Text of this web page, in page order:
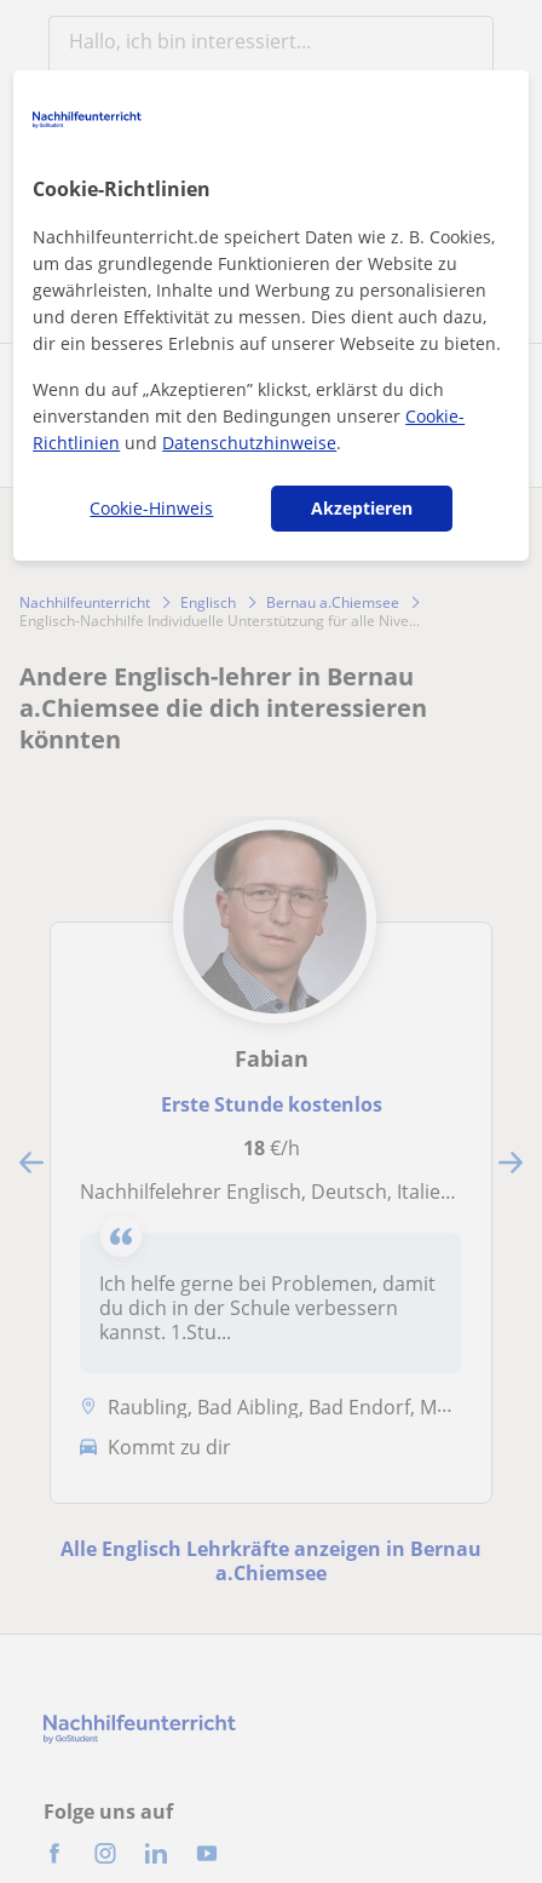
Profil teilen
unseremImpressumund unserer
Nachricht senden
Enthält dieses Profil einen Fehler?Melden
Nachhilfeunterricht Englisch
Bernau a.Chiemsee
Englisch-Nachhilfe Individuelle Unterstützung für alle Nive...
Andere Englisch-lehrer in Bernau
a.Chiemsee die dich interessieren
könnten
Fabian
Erste Stunde kostenlos
18€/h
Nachhilfelehrer Englisch, Deutsch, Italienisch
Ich helfe gerne bei Problemen, damit
du dich in der Schule verbessern
kannst. 1.Stu...
Raubling, Bad Aibling, Bad Endorf, Markt, Bad Feilnbach, Bernau a.Chi...
Kommt zu dir
Alle Englisch Lehrkräfte anzeigen in Bernau
a.Chiemsee
Folge uns auf
Cookie-Richtlinien
Nachhilfeunterricht.de speichert Daten wie z. B. Cookies,
um das grundlegende Funktionieren der Website zu
gewährleisten, Inhalte und Werbung zu personalisieren
und deren Effektivität zu messen. Dies dient auch dazu,
dir ein besseres Erlebnis auf unserer Webseite zu bieten.
Wenn du auf „Akzeptieren” klickst, erklärst du dich
einverstanden mit den Bedingungen unsererCookie-
Richtlinien und Datenschutzhinweise.
Cookie-Hinweis Akzeptieren